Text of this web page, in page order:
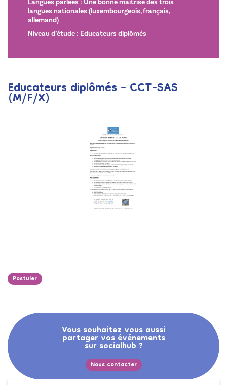
Langues parlées : Une bonne maîtrise des trois
langues nationales (luxembourgeois, français,
allemand)
Niveau d’étude : Educateurs diplômés
Educateurs diplômés – CCT-SAS
(M/F/X)
Postuler
Vous souhaitez vous aussi
partager vos événements
sur socialhub ?
Nous contacter